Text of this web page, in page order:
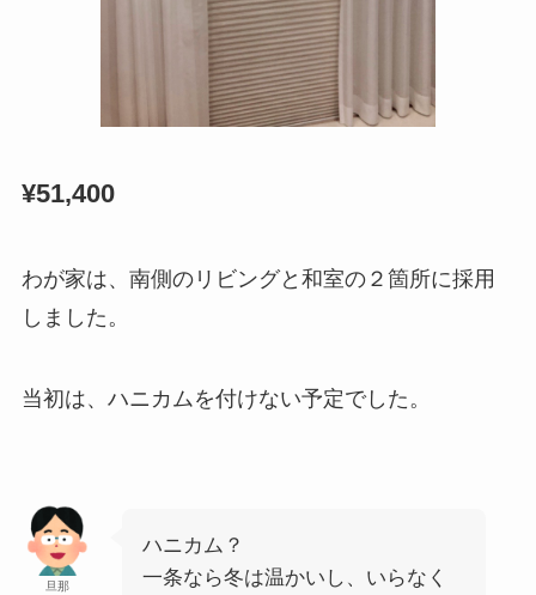
¥51,400
わが家は、南側のリビングと和室の２箇所に採用
しました。
当初は、ハニカムを付けない予定でした。
旦那
ハニカム？
一条なら冬は温かいし、いらなく